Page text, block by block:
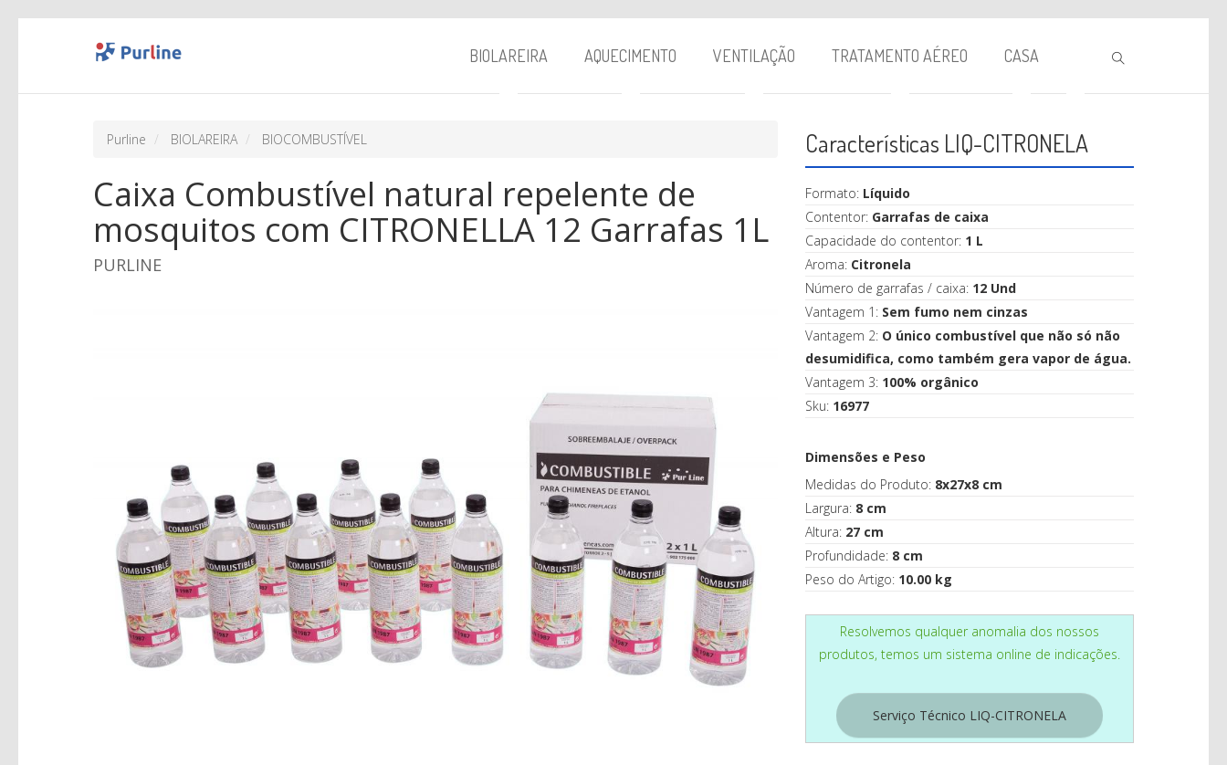
BIOLAREIRA
AQUECIMENTO
VENTILAÇÃO
TRATAMENTO AÉREO
BIOLAREIRA AQUECIMENTO VENTILAÇÃO TRATAMENTO AÉREO CASA
Purline BIOLAREIRA BIOCOMBUSTÍVEL
Caixa Combustível natural repelente de
mosquitos com CITRONELLA 12 Garrafas 1L
PURLINE
Características LIQ-CITRONELA
Formato: Líquido
Contentor: Garrafas de caixa
Capacidade do contentor: 1 L
Aroma: Citronela
Número de garrafas / caixa: 12 Und
Vantagem 1: Sem fumo nem cinzas
Vantagem 2: O único combustível que não só não
desumidifica, como também gera vapor de água.
Vantagem 3: 100% orgânico
Sku: 16977
Dimensões e Peso
Medidas do Produto: 8x27x8 cm
Largura: 8 cm
Altura: 27 cm
Profundidade: 8 cm
Peso do Artigo: 10.00 kg
Resolvemos qualquer anomalia dos nossos
produtos, temos um sistema online de indicações.
Serviço Técnico LIQ-CITRONELA